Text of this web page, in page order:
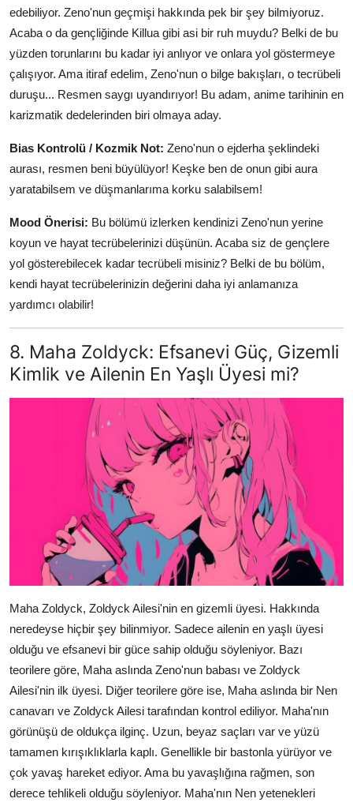
edebiliyor. Zeno'nun geçmişi hakkında pek bir şey bilmiyoruz.
Acaba o da gençliğinde Killua gibi asi bir ruh muydu? Belki de bu
yüzden torunlarını bu kadar iyi anlıyor ve onlara yol göstermeye
çalışıyor. Ama itiraf edelim, Zeno'nun o bilge bakışları, o tecrübeli
duruşu... Resmen saygı uyandırıyor! Bu adam, anime tarihinin en
karizmatik dedelerinden biri olmaya aday.
Bias Kontrolü / Kozmik Not: Zeno'nun o ejderha şeklindeki
aurası, resmen beni büyülüyor! Keşke ben de onun gibi aura
yaratabilsem ve düşmanlarıma korku salabilsem!
Mood Önerisi: Bu bölümü izlerken kendinizi Zeno'nun yerine
koyun ve hayat tecrübelerinizi düşünün. Acaba siz de gençlere
yol gösterebilecek kadar tecrübeli misiniz? Belki de bu bölüm,
kendi hayat tecrübelerinizin değerini daha iyi anlamanıza
yardımcı olabilir!
8. Maha Zoldyck: Efsanevi Güç, Gizemli
Kimlik ve Ailenin En Yaşlı Üyesi mi?
Maha Zoldyck, Zoldyck Ailesi'nin en gizemli üyesi. Hakkında
neredeyse hiçbir şey bilinmiyor. Sadece ailenin en yaşlı üyesi
olduğu ve efsanevi bir güce sahip olduğu söyleniyor. Bazı
teorilere göre, Maha aslında Zeno'nun babası ve Zoldyck
Ailesi'nin ilk üyesi. Diğer teorilere göre ise, Maha aslında bir Nen
canavarı ve Zoldyck Ailesi tarafından kontrol ediliyor. Maha'nın
görünüşü de oldukça ilginç. Uzun, beyaz saçları var ve yüzü
tamamen kırışıklıklarla kaplı. Genellikle bir bastonla yürüyor ve
çok yavaş hareket ediyor. Ama bu yavaşlığına rağmen, son
derece tehlikeli olduğu söyleniyor. Maha'nın Nen yetenekleri